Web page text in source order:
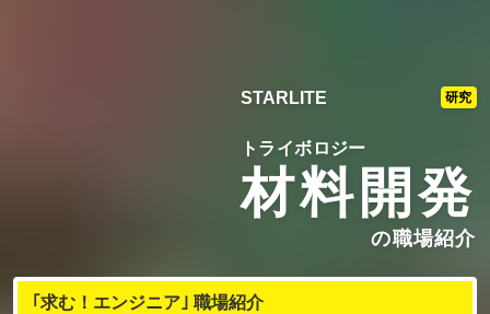
STARLITE 研究
トライボロジー
材料開発
の職場紹介
｢求む！エンジニア｣ 職場紹介